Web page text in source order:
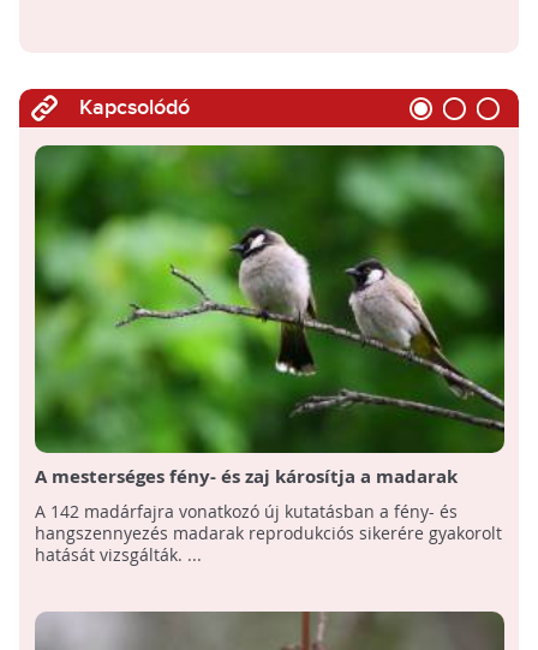
Kapcsolódó
A mesterséges fény- és zaj károsítja a madarak
szaporodási képességét
A 142 madárfajra vonatkozó új kutatásban a fény- és
hangszennyezés madarak reprodukciós sikerére gyakorolt
hatását vizsgálták. ...